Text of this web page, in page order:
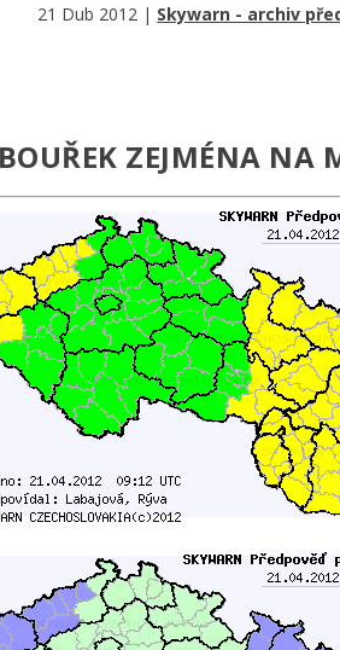
21 Dub 2012 | Skywarn - archiv
ZEJMÉNA NA